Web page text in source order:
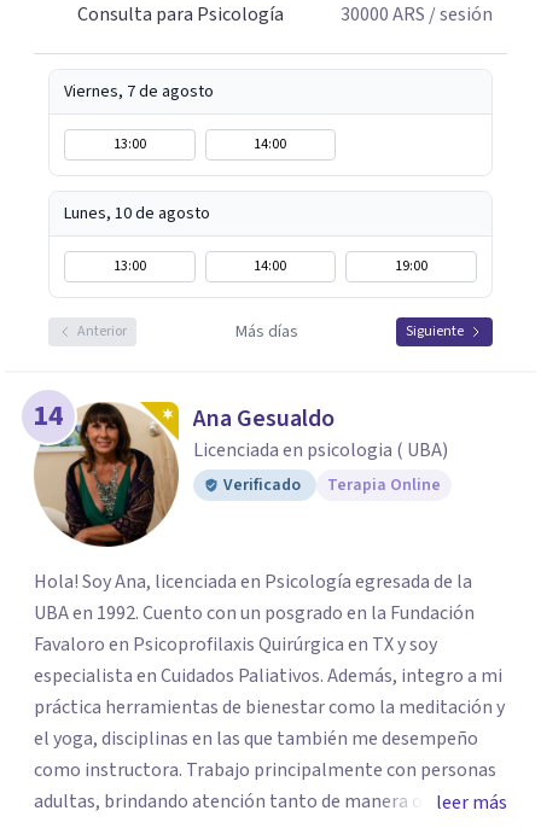
Consulta para Psicología
30000ARS / sesión
Viernes, 7 de agosto
13:00 14:00
Lunes, 10 de agosto
13:00 14:00 19:00
Anterior Más días Siguiente
14 Ana Gesualdo
Licenciada en psicologia ( UBA)
Verificado Terapia Online
Hola! Soy Ana, licenciada en Psicología egresada de la
UBA en 1992. Cuento con un posgrado en la Fundación
Favaloro en Psicoprofilaxis Quirúrgica en TX y soy
especialista en Cuidados Paliativos. Además, integro a mi
práctica herramientas de bienestar como la meditación y
el yoga, disciplinas en las que también me desempeño
como instructora. Trabajo principalmente con personas
adultas, brindando atención tanto de manera onlineleer más